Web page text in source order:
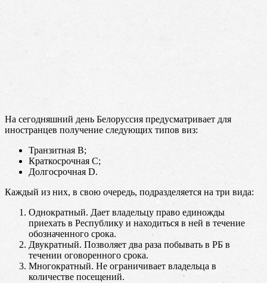
На сегодняшний день Белоруссия предусматривает для
иностранцев получение следующих типов виз:
Транзитная В;
Краткосрочная С;
Долгосрочная D.
Каждый из них, в свою очередь, подразделяется на три вида:
Однократный. Дает владельцу право единожды
приехать в Республику и находиться в ней в течение
обозначенного срока.
Двукратный. Позволяет два раза побывать в РБ в
течении оговоренного срока.
Многократный. Не ограничивает владельца в
количестве посещений.